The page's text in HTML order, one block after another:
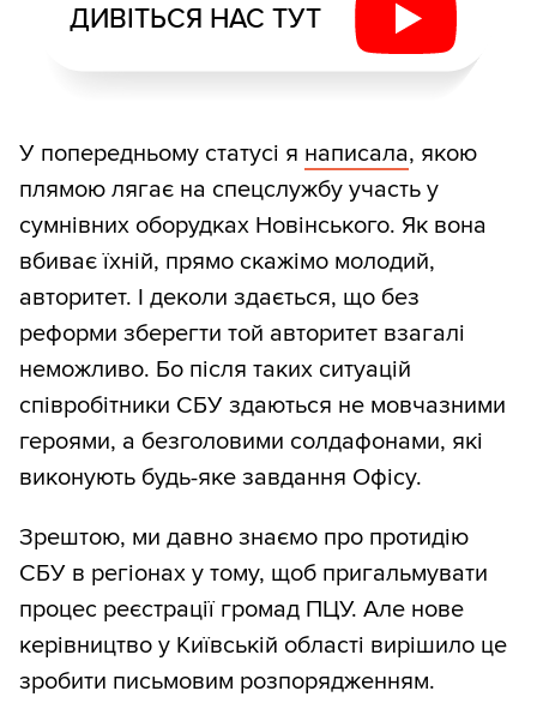
ДИВІТЬСЯ НАС ТУТ
У попередньому статусі я написала, якою
плямою лягає на спецслужбу участь у
сумнівних оборудках Новінського. Як вона
вбиває їхній, прямо скажімо молодий,
авторитет. І деколи здається, що без
реформи зберегти той авторитет взагалі
неможливо. Бо після таких ситуацій
співробітники СБУ здаються не мовчазними
героями, а безголовими солдафонами, які
виконують будь-яке завдання Офісу.
Зрештою, ми давно знаємо про протидію
СБУ в регіонах у тому, щоб пригальмувати
процес реєстрації громад ПЦУ. Але нове
керівництво у Київській області вирішило це
зробити письмовим розпорядженням.